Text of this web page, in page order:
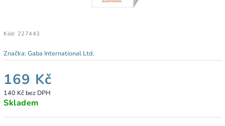
Kód: 227443
Značka:Gaba International Ltd.
169 Kč
140 Kč bez DPH
Skladem